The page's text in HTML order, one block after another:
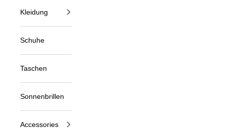
Kleidung
Schuhe
Taschen
Sonnenbrillen
Accessories